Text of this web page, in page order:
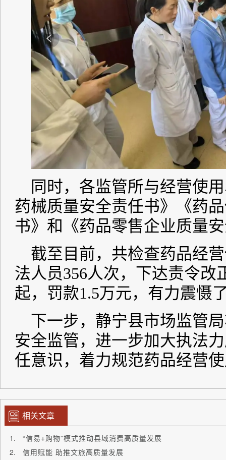
相关文章
“信易+购物”模式推动县域消费高质量发展
信用赋能 助推文旅高质量发展